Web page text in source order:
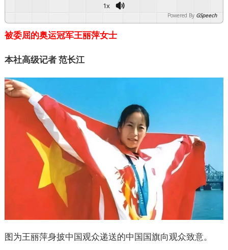
1x
Powered By GSpeech
被委屈的奥运冠军王丽萍女士
本社高级记者 范长江
图为王丽萍身披中国观众递送的中国国旗向观众致意。